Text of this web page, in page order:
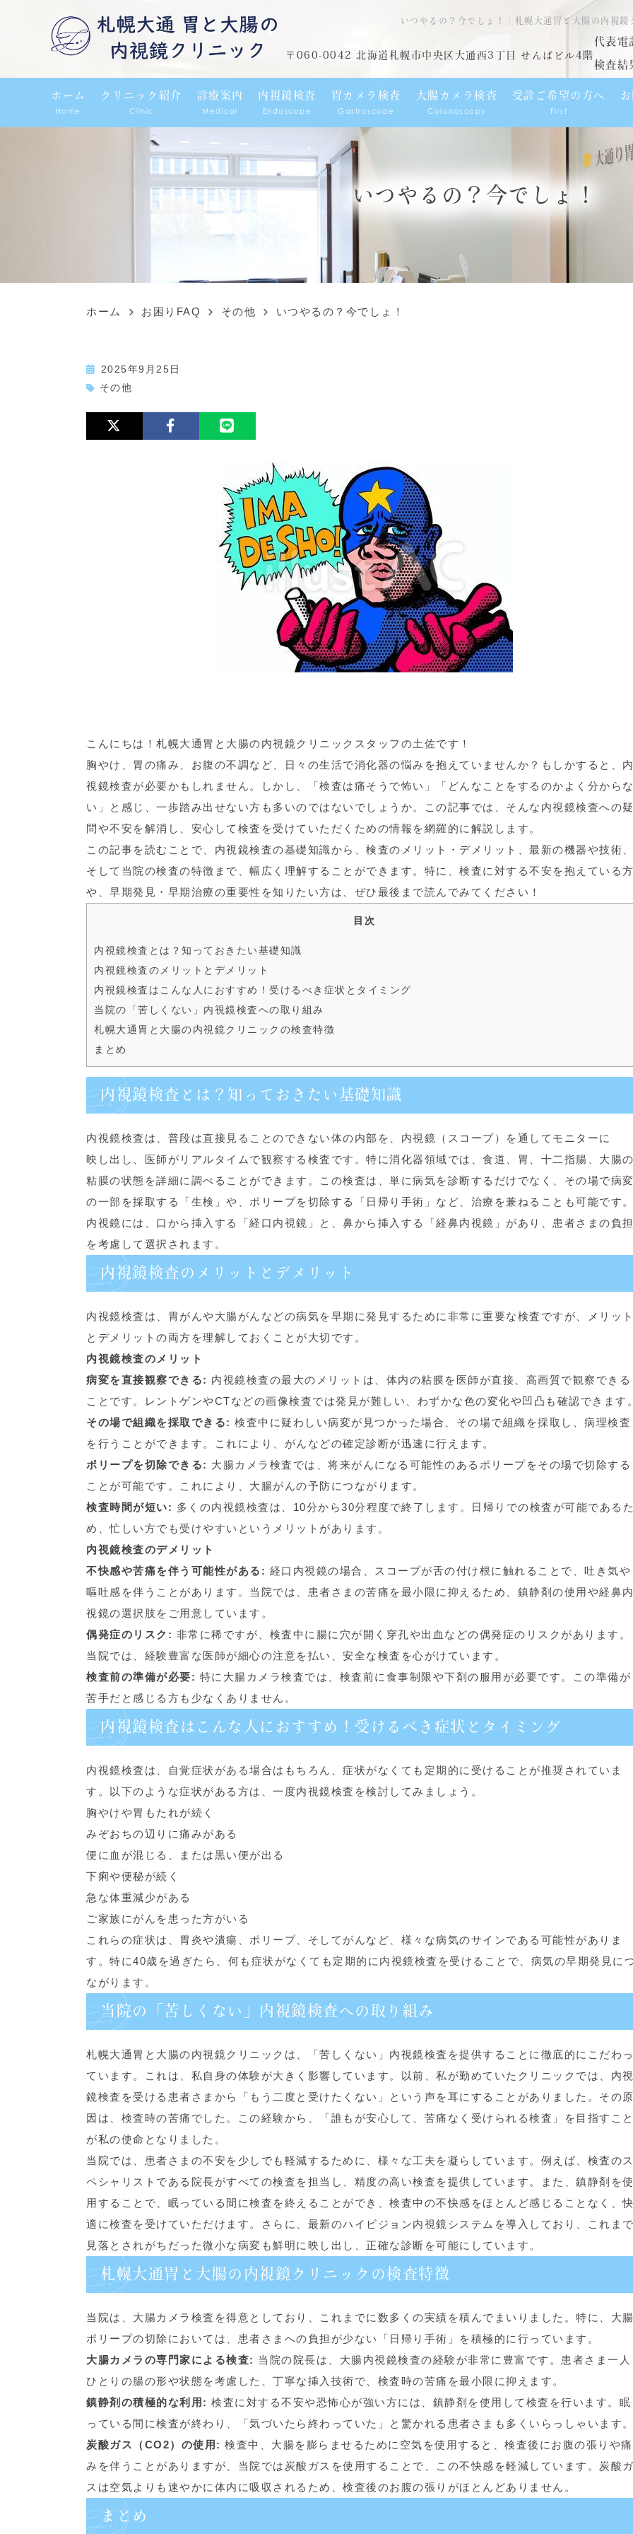
いつやるの？今でしょ！｜札幌大通胃と大腸の内視
〒060-0042 北海道札幌市中央区大通西3丁目 せんばビル4階
代表電
検査結
ホーム
Home
クリニック紹介
Clinic
診療案内
Medical
内視鏡検査
Endoscope
胃カメラ検査
Gastroscope
大腸カメラ検査
Colonoscopy
受診ご希望の方へ
First
いつやるの？今でしょ！
ホーム お困りFAQ その他 いつやるの？今でしょ！
2025年9月25日
その他
こんにちは！札幌大通胃と大腸の内視鏡クリニックスタッフの土佐です！
胸やけ、胃の痛み、お腹の不調など、日々の生活で消化器の悩みを抱えていませんか？もしかすると、
視鏡検査が必要かもしれません。しかし、「検査は痛そうで怖い」「どんなことをするのかよく分から
い」と感じ、一歩踏み出せない方も多いのではないでしょうか。この記事では、そんな内視鏡検査への
問や不安を解消し、安心して検査を受けていただくための情報を網羅的に解説します。
この記事を読むことで、内視鏡検査の基礎知識から、検査のメリット・デメリット、最新の機器や技術
そして当院の検査の特徴まで、幅広く理解することができます。特に、検査に対する不安を抱えている
や、早期発見・早期治療の重要性を知りたい方は、ぜひ最後まで読んでみてください！
目次
内視鏡検査とは？知っておきたい基礎知識
内視鏡検査のメリットとデメリット
内視鏡検査はこんな人におすすめ！受けるべき症状とタイミング
当院の「苦しくない」内視鏡検査への取り組み
札幌大通胃と大腸の内視鏡クリニックの検査特徴
まとめ
内視鏡検査とは？知っておきたい基礎知識
内視鏡検査は、普段は直接見ることのできない体の内部を、内視鏡（スコープ）を通してモニターに
映し出し、医師がリアルタイムで観察する検査です。特に消化器領域では、食道、胃、十二指腸、大腸
粘膜の状態を詳細に調べることができます。この検査は、単に病気を診断するだけでなく、その場で病
の一部を採取する「生検」や、ポリープを切除する「日帰り手術」など、治療を兼ねることも可能です
内視鏡には、口から挿入する「経口内視鏡」と、鼻から挿入する「経鼻内視鏡」があり、患者さまの負
を考慮して選択されます。
内視鏡検査のメリットとデメリット
内視鏡検査は、胃がんや大腸がんなどの病気を早期に発見するために非常に重要な検査ですが、メリッ
とデメリットの両方を理解しておくことが大切です。
内視鏡検査のメリット
病変を直接観察できる: 内視鏡検査の最大のメリットは、体内の粘膜を医師が直接、高画質で観察できる
ことです。レントゲンやCTなどの画像検査では発見が難しい、わずかな色の変化や凹凸も確認できます
その場で組織を採取できる: 検査中に疑わしい病変が見つかった場合、その場で組織を採取し、病理検査
を行うことができます。これにより、がんなどの確定診断が迅速に行えます。
ポリープを切除できる: 大腸カメラ検査では、将来がんになる可能性のあるポリープをその場で切除する
ことが可能です。これにより、大腸がんの予防につながります。
検査時間が短い: 多くの内視鏡検査は、10分から30分程度で終了します。日帰りでの検査が可能である
め、忙しい方でも受けやすいというメリットがあります。
内視鏡検査のデメリット
不快感や苦痛を伴う可能性がある: 経口内視鏡の場合、スコープが舌の付け根に触れることで、吐き気や
嘔吐感を伴うことがあります。当院では、患者さまの苦痛を最小限に抑えるため、鎮静剤の使用や経鼻
視鏡の選択肢をご用意しています。
偶発症のリスク: 非常に稀ですが、検査中に腸に穴が開く穿孔や出血などの偶発症のリスクがあります。
当院では、経験豊富な医師が細心の注意を払い、安全な検査を心がけています。
検査前の準備が必要: 特に大腸カメラ検査では、検査前に食事制限や下剤の服用が必要です。この準備が
苦手だと感じる方も少なくありません。
内視鏡検査はこんな人におすすめ！受けるべき症状とタイミング
内視鏡検査は、自覚症状がある場合はもちろん、症状がなくても定期的に受けることが推奨されていま
す。以下のような症状がある方は、一度内視鏡検査を検討してみましょう。
胸やけや胃もたれが続く
みぞおちの辺りに痛みがある
便に血が混じる、または黒い便が出る
下痢や便秘が続く
急な体重減少がある
ご家族にがんを患った方がいる
これらの症状は、胃炎や潰瘍、ポリープ、そしてがんなど、様々な病気のサインである可能性がありま
す。特に40歳を過ぎたら、何も症状がなくても定期的に内視鏡検査を受けることで、病気の早期発見に
ながります。
当院の「苦しくない」内視鏡検査への取り組み
札幌大通胃と大腸の内視鏡クリニックは、「苦しくない」内視鏡検査を提供することに徹底的にこだわ
ています。これは、私自身の体験が大きく影響しています。以前、私が勤めていたクリニックでは、内
鏡検査を受ける患者さまから「もう二度と受けたくない」という声を耳にすることがありました。その
因は、検査時の苦痛でした。この経験から、「誰もが安心して、苦痛なく受けられる検査」を目指すこ
が私の使命となりました。
当院では、患者さまの不安を少しでも軽減するために、様々な工夫を凝らしています。例えば、検査の
ペシャリストである院長がすべての検査を担当し、精度の高い検査を提供しています。また、鎮静剤を
用することで、眠っている間に検査を終えることができ、検査中の不快感をほとんど感じることなく、
適に検査を受けていただけます。さらに、最新のハイビジョン内視鏡システムを導入しており、これま
見落とされがちだった微小な病変も鮮明に映し出し、正確な診断を可能にしています。
札幌大通胃と大腸の内視鏡クリニックの検査特徴
当院は、大腸カメラ検査を得意としており、これまでに数多くの実績を積んでまいりました。特に、大
ポリープの切除においては、患者さまへの負担が少ない「日帰り手術」を積極的に行っています。
大腸カメラの専門家による検査: 当院の院長は、大腸内視鏡検査の経験が非常に豊富です。患者さま一人
ひとりの腸の形や状態を考慮した、丁寧な挿入技術で、検査時の苦痛を最小限に抑えます。
鎮静剤の積極的な利用: 検査に対する不安や恐怖心が強い方には、鎮静剤を使用して検査を行います。眠
っている間に検査が終わり、「気づいたら終わっていた」と驚かれる患者さまも多くいらっしゃいます
炭酸ガス（CO2）の使用: 検査中、大腸を膨らませるために空気を使用すると、検査後にお腹の張りや痛
みを伴うことがありますが、当院では炭酸ガスを使用することで、この不快感を軽減しています。炭酸
スは空気よりも速やかに体内に吸収されるため、検査後のお腹の張りがほとんどありません。
まとめ